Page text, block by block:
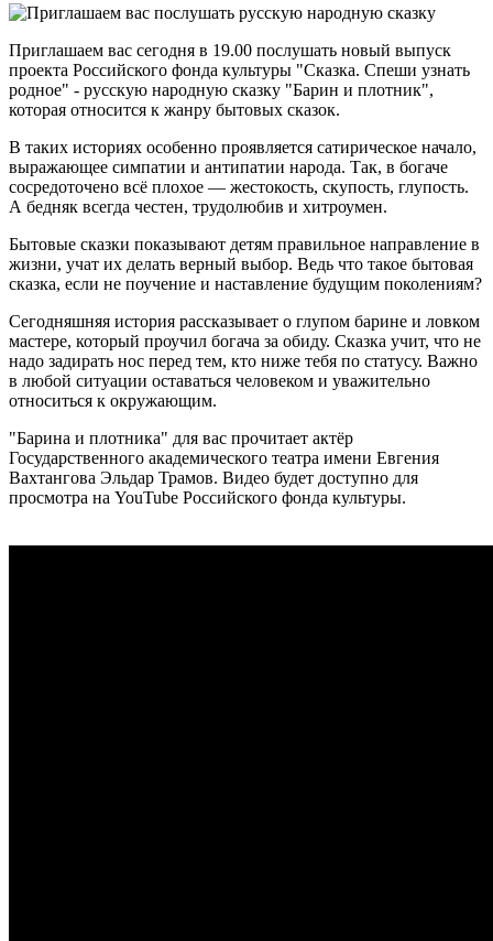
Приглашаем вас сегодня в 19.00 послушать новый выпуск
проекта Российского фонда культуры "Сказка. Спеши узнать
родное" - русскую народную сказку "Барин и плотник",
которая относится к жанру бытовых сказок.
В таких историях особенно проявляется сатирическое начало,
выражающее симпатии и антипатии народа. Так, в богаче
сосредоточено всё плохое — жестокость, скупость, глупость.
А бедняк всегда честен, трудолюбив и хитроумен.
Бытовые сказки показывают детям правильное направление в
жизни, учат их делать верный выбор. Ведь что такое бытовая
сказка, если не поучение и наставление будущим поколениям?
Сегодняшняя история рассказывает о глупом барине и ловком
мастере, который проучил богача за обиду. Сказка учит, что не
надо задирать нос перед тем, кто ниже тебя по статусу. Важно
в любой ситуации оставаться человеком и уважительно
относиться к окружающим.
"Барина и плотника" для вас прочитает актёр
Государственного академического театра имени Евгения
Вахтангова Эльдар Трамов. Видео будет доступно для
просмотра на YouTube Российского фонда культуры.